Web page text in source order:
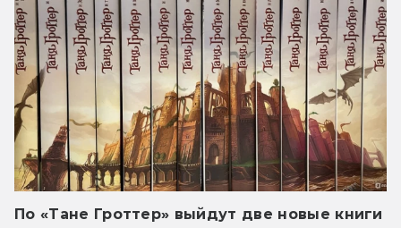
По «Тане Гроттер» выйдут две новые книги